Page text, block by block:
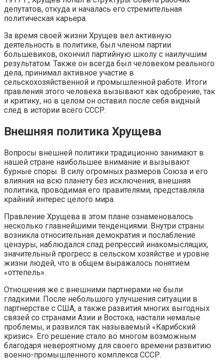
депутатов, откуда и началась его стремительная
политическая карьера.
За время своей жизни Хрущев вел активную
деятельность в политике, был членом партии
большевиков, окончил партийную школу с наилучшим
результатом. Также он всегда был человеком реального
дела, принимал активное участие в
сельскохозяйственной и промышленной работе. Итоги
правления этого человека вызывают как одобрение, так
и критику, но в целом он оставил после себя видный
след в истории всего СССР.
Внешняя политика Хрущева
Вопросы внешней политики традиционно занимают в
нашей стране наибольшее внимание и вызывают
бурные споры. В силу огромных размеров Союза и его
влияния на всю планету без исключения, внешняя
политика, проводимая его правителями, представляла
крайний интерес целого мира.
Правление Хрущева в этом плане ознаменовалось
несколько главнейшими тенденциями. Внутри страны
возникла относительная демократия и послабление
цензуры, наблюдался спад репрессий инакомыслящих,
значительный прогресс в сельском хозяйстве и уровне
жизни людей, что в общем выражалось понятием
«оттепель».
Отношения же с внешними партнерами не были
гладкими. После небольшого улучшения ситуации в
партнерстве с США, а также развития многих выгодных
связей со странами Азии и Востока, настали немалые
проблемы, и развился так называемый «Карибский
кризис». Его решение стало во многом возможным
благодаря невероятному для своего времени развитию
военно-промышленного комплекса СССР.